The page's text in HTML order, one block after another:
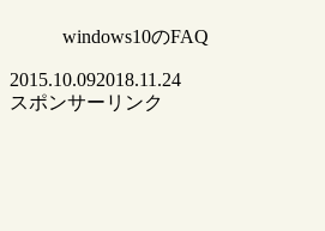
windows10のFAQ
2015.10.092018.11.24
スポンサーリンク